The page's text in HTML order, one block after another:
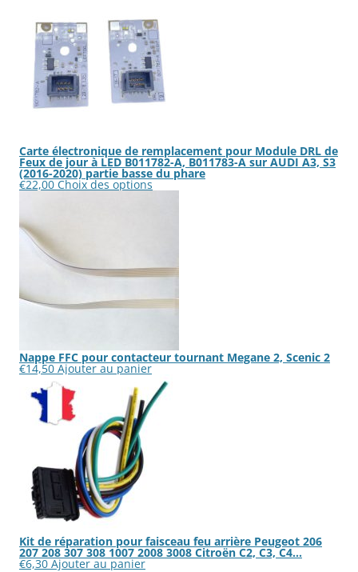
Carte électronique de remplacement pour Module DRL de
Feux de jour à LED B011782-A, B011783-A sur AUDI A3, S3
(2016-2020) partie basse du phare
€22,00 Choix des optionsCe
produit
être
sur
la
Nappe FFC pour contacteur tournant Megane 2, Scenic 2
€14,50 Ajouter au panier
Kit de réparation pour faisceau feu arrière Peugeot 206
207 208 307 308 1007 2008 3008 Citroën C2, C3, C4…
€6,30 Ajouter au panier